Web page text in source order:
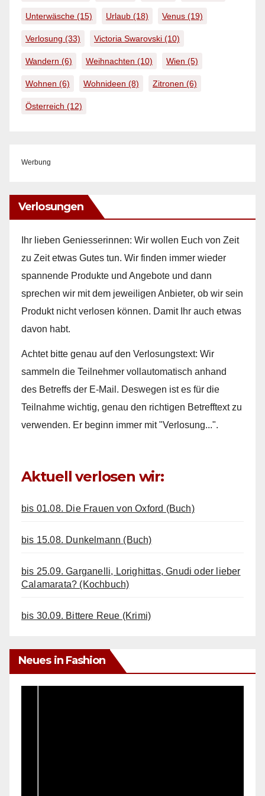
Unterwäsche (15) Urlaub (18) Venus (19)
Verlosung (33) Victoria Swarovski (10)
Wandern (6) Weihnachten (10) Wien (5)
Wohnen (6) Wohnideen (8) Zitronen (6)
Österreich (12)
Werbung
Verlosungen
Ihr lieben Geniesserinnen: Wir wollen Euch von Zeit
zu Zeit etwas Gutes tun. Wir finden immer wieder
spannende Produkte und Angebote und dann
sprechen wir mit dem jeweiligen Anbieter, ob wir sein
Produkt nicht verlosen können. Damit Ihr auch etwas
davon habt.
Achtet bitte genau auf den Verlosungstext: Wir
sammeln die Teilnehmer vollautomatisch anhand
des Betreffs der E-Mail. Deswegen ist es für die
Teilnahme wichtig, genau den richtigen Betrefftext zu
verwenden. Er beginn immer mit "Verlosung...".
Aktuell verlosen wir:
bis 01.08. Die Frauen von Oxford (Buch)
bis 15.08. Dunkelmann (Buch)
bis 25.09. Garganelli, Lorighittas, Gnudi oder lieber
Calamarata? (Kochbuch)
bis 30.09. Bittere Reue (Krimi)
Neues in Fashion